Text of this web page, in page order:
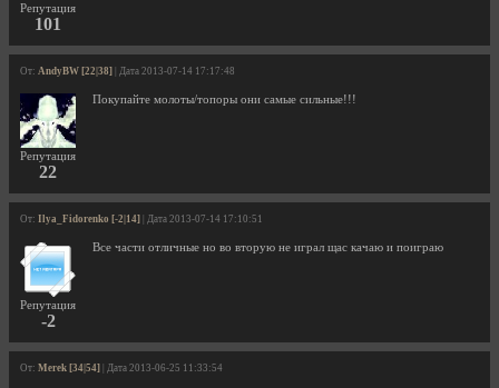
Репутация
101
От: AndyBW [22|38] | Дата 2013-07-14 17:17:48
Репутация
22
Покупайте молоты/топоры они самые сильные!!!
От: Ilya_Fidorenko [-2|14] | Дата 2013-07-14 17:10:51
Репутация
-2
Все части отличные но во вторую не играл щас качаю и поиграю
От: Merek [34|54] | Дата 2013-06-25 11:33:54